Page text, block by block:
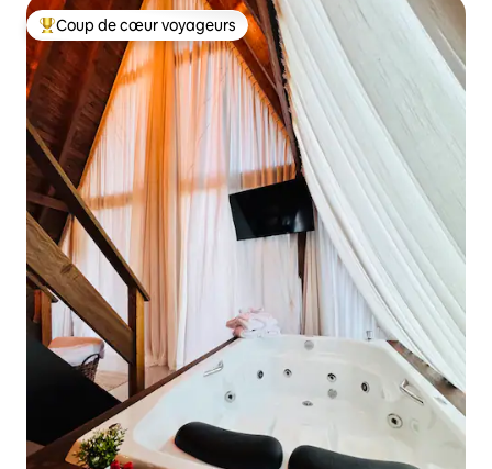
Coups de cœur voyageurs les plus appréciés
Coup de cœur voyageurs